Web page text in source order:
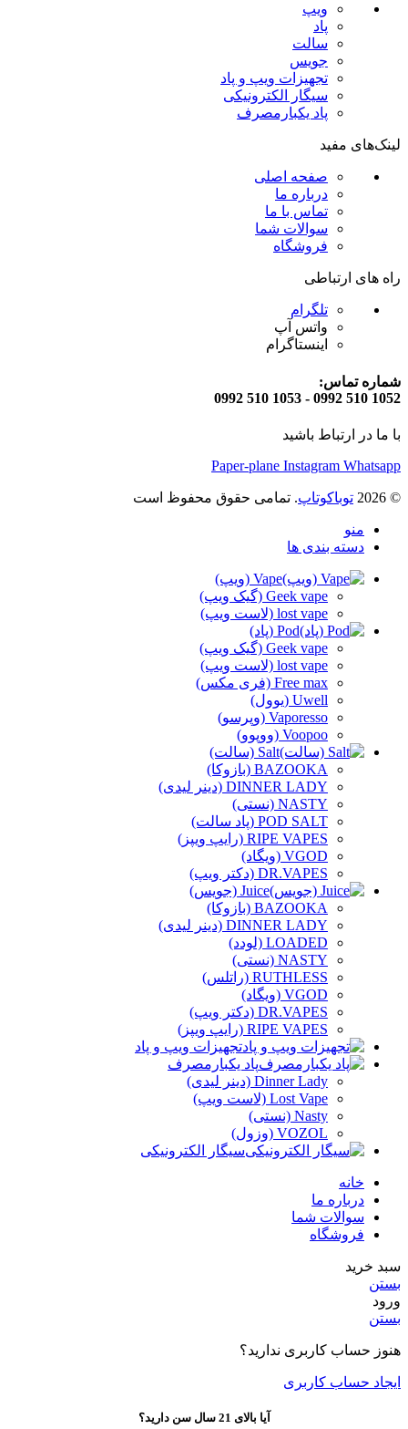
ویپ
پاد
سالت
جویس
تجهیزات ویپ و پاد
سیگار الکترونیکی
پاد یکبارمصرف
لینک‌های مفید
صفحه اصلی
درباره ما
تماس با ما
سوالات شما
فروشگاه
راه های ارتباطی
تلگرام
واتس آپ
اینستاگرام
شماره تماس:
1052 510 0992 - 1053 510 0992
با ما در ارتباط باشید
Paper-plane Instagram Whatsapp
© 2026 توباکوتاپ. تمامی حقوق محفوظ است
منو
دسته بندی ها
Vape (ویپ)
Geek vape (گیک ویپ)
lost vape (لاست ویپ)
Pod (پاد)
Geek vape (گیک ویپ)
lost vape (لاست ویپ)
Free max (فری مکس)
Uwell (یوول)
Vaporesso (وپرسو)
Voopoo (ووپوو)
Salt (سالت)
BAZOOKA (بازوکا)
DINNER LADY (دینر لیدی)
NASTY (نستی)
POD SALT (پاد سالت)
RIPE VAPES (رایپ ویپز)
VGOD (ویگاد)
DR.VAPES (دکتر ویپ)
Juice (جویس)
BAZOOKA (بازوکا)
DINNER LADY (دینر لیدی)
LOADED (لودد)
NASTY (نستی)
RUTHLESS (راتلس)
VGOD (ویگاد)
DR.VAPES (دکتر ویپ)
RIPE VAPES (رایپ ویپز)
تجهیزات ویپ و پاد
پاد یکبارمصرف
Dinner Lady (دینر لیدی)
Lost Vape (لاست ویپ)
Nasty (نستی)
VOZOL (وزول)
سیگار الکترونیکی
خانه
درباره ما
سوالات شما
فروشگاه
سبد خرید
بستن
ورود
بستن
هنوز حساب کاربری ندارید؟
ایجاد حساب کاربری
آیا بالای 21 سال سن دارید؟